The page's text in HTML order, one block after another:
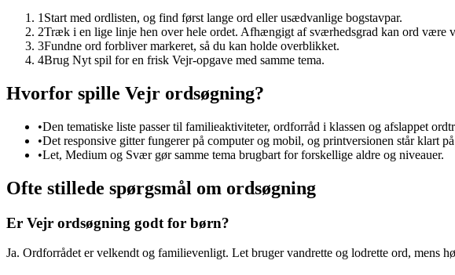
1 Start med ordlisten, og find først lange ord eller usædvanlige bogstavpar.
2Træk i en lige linje hen over hele ordet. Afhængigt af sværhedsgrad kan ord være
3Fundne ord forbliver markeret, så du kan holde overblikket.
4Brug Nyt spil for en frisk Vejr-opgave med samme tema.
Hvorfor spille Vejr ordsøgning?
•Den tematiske liste passer til familieaktiviteter, ordforråd i klassen og afslappet
•Det responsive gitter fungerer på computer og mobil, og printversionen står klart
•Let, Medium og Svær gør samme tema brugbart for forskellige aldre og niveauer.
Ofte stillede spørgsmål om ordsøgning
Er Vejr ordsøgning godt for børn?
Ja. Ordforrådet er velkendt og familievenligt. Let bruger vandrette og lodrette ord, mens